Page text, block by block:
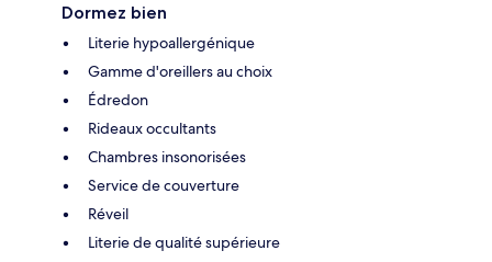
Dormez bien
Literie hypoallergénique
Gamme d'oreillers au choix
Édredon
Rideaux occultants
Chambres insonorisées
Service de couverture
Réveil
Literie de qualité supérieure